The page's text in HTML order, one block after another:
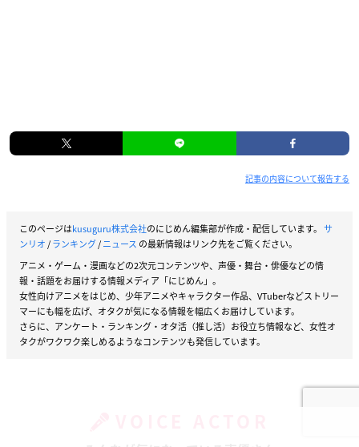
記事の内容について報告する
このページはkusuguru株式会社のにじめん編集部が作成・配信しています。 サ
ンリオ/ランキング/ニュース の最新情報はリンク先をご覧ください。
アニメ・ゲーム・漫画などの2次元コンテンツや、声優・舞台・俳優などの情
報・話題をお届けする情報メディア「にじめん」。
女性向けアニメをはじめ、少年アニメやキャラクター作品、VTuberなどストリー
マーにも幅を広げ、オタクが気になる情報を幅広くお届けしています。
さらに、アンケート・ランキング・オタ活（推し活）お役立ち情報など、女性オ
タクがワクワク楽しめるようなコンテンツも発信しています。